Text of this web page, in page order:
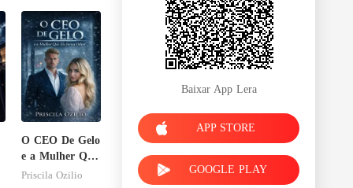
O CEO De Gelo
e a Mulher Que
Ele Jurou
Priscila Ozilio
Baixar App Lera
APP STORE
GOOGLE PLAY